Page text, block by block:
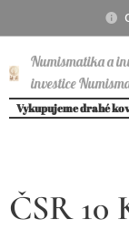
Numismatika a
investice
každého
Vykupujeme drahé
ČSR 10